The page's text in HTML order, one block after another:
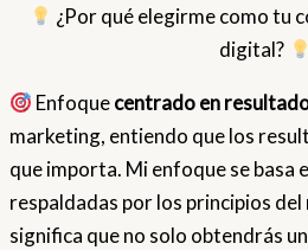
¿Por qué elegirme como tu
digital?
Enfoquecentrado en
marketing, entiendo que los
que importa. Mi enfoque se basa
respaldadas por los principios
significa que no solo obtendrás